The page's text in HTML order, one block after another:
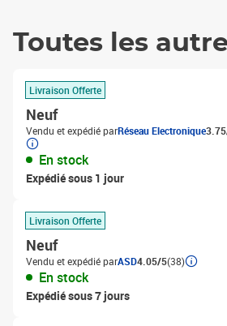
Toutes les
Livraison Offerte
Neuf
Vendu et expédié parRéseau Electronique
En stock
Expédié sous 1 jour
Livraison Offerte
Neuf
Vendu et expédié parASD4.05/5(38)
En stock
Expédié sous 7 jours